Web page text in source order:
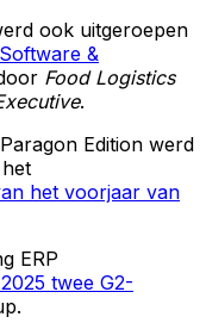
ook uitgeroepen
&
Food Logistics
.
Edition werd
het voorjaar van
ERP
twee G2-